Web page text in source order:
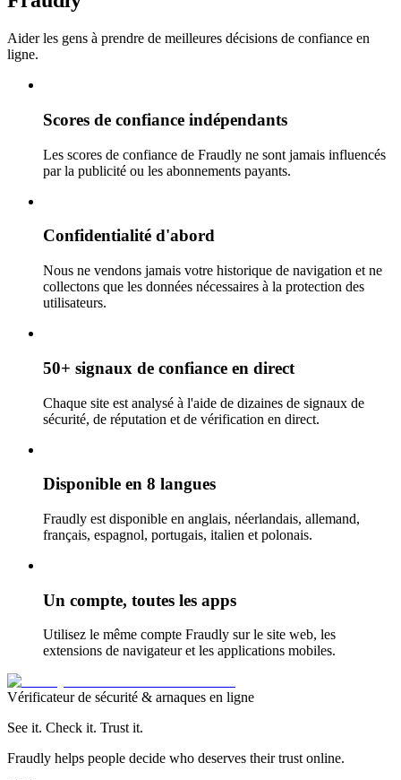
Aider les gens à prendre de meilleures décisions de confiance en
ligne.
Scores de confiance indépendants
Les scores de confiance de Fraudly ne sont jamais influencés
par la publicité ou les abonnements payants.
Confidentialité d'abord
Nous ne vendons jamais votre historique de navigation et ne
collectons que les données nécessaires à la protection des
utilisateurs.
50+ signaux de confiance en direct
Chaque site est analysé à l'aide de dizaines de signaux de
sécurité, de réputation et de vérification en direct.
Disponible en 8 langues
Fraudly est disponible en anglais, néerlandais, allemand,
français, espagnol, portugais, italien et polonais.
Un compte, toutes les apps
Utilisez le même compte Fraudly sur le site web, les
extensions de navigateur et les applications mobiles.
Vérificateur de sécurité & arnaques en ligne
See it. Check it. Trust it.
Fraudly helps people decide who deserves their trust online.